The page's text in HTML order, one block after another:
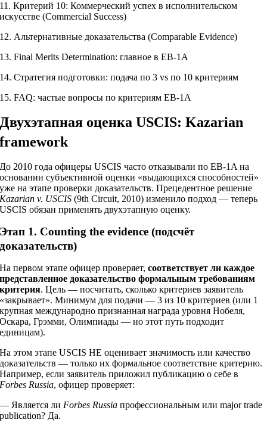
11. Критерий 10: Коммерческий успех в исполнительском
искусстве (Commercial Success)
12. Альтернативные доказательства (Comparable Evidence)
13. Final Merits Determination: главное в EB-1A
14. Стратегия подготовки: подача по 3 vs по 10 критериям
15. FAQ: частые вопросы по критериям EB-1A
Двухэтапная оценка USCIS: Kazarian
framework
До 2010 года офицеры USCIS часто отказывали по EB-1A на
основании субъективной оценки «выдающихся способностей»
уже на этапе проверки доказательств. Прецедентное решение
Kazarian v. USCIS (9th Circuit, 2010) изменило подход — теперь
USCIS обязан применять двухэтапную оценку.
Этап 1. Counting the evidence (подсчёт
доказательств)
На первом этапе офицер проверяет,соответствует ли каждое
представленное доказательство формальным требованиям
критерия. Цель — посчитать, сколько критериев заявитель
«закрывает». Минимум для подачи — 3 из 10 критериев (или 1
крупная международно признанная награда уровня Нобеля,
Оскара, Грэмми, Олимпиады — но этот путь подходит
единицам).
На этом этапе USCIS НЕ оценивает значимость или качество
доказательств — только их формальное соответствие критерию.
Например, если заявитель приложил публикацию о себе в
Forbes Russia, офицер проверяет:
— Является ли Forbes Russia профессиональным или major trade
publication? Да.